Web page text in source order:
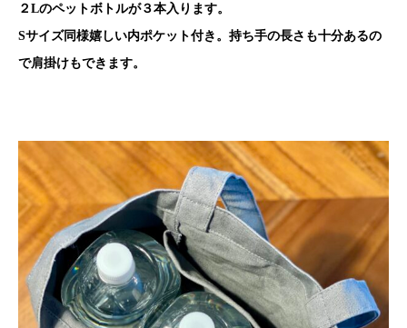
２Lのペットボトルが３本入ります。
Sサイズ同様嬉しい内ポケット付き。持ち手の長さも十分あるの
で肩掛けもできます。